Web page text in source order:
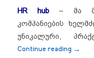
HR hub – მა
კომპანიების
უნიკალური,
Continue reading “10
→